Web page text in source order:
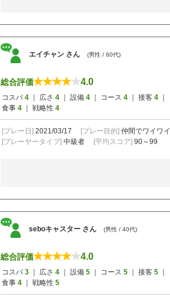
エイチャン さん (男性 / 60代)
総合評価 4.0
コスパ 4 ｜ 広さ 4 ｜ 設備 4 ｜ コース 4 ｜ 接客 4
食事 4 ｜ 戦略性 4
[プレー日] 2021/03/17 [プレー目的] 仲間でワイワイ
[プレーヤータイプ] 中級者 [平均スコア] 90～99
seboキャスター さん (男性 / 40代)
総合評価 4.0
コスパ 3 ｜ 広さ 4 ｜ 設備 5 ｜ コース 5 ｜ 接客 5
食事 4 ｜ 戦略性 5